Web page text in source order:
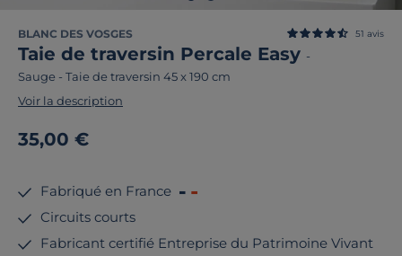
BLANC DES VOSGES
Taie de traversin Percale Easy -
Sauge - Taie de traversin 45 x 190 cm
51 avis
Voir la description
35,00 €
Fabriqué en France
Circuits courts
Fabricant certifié Entreprise du Patrimoine Vivant